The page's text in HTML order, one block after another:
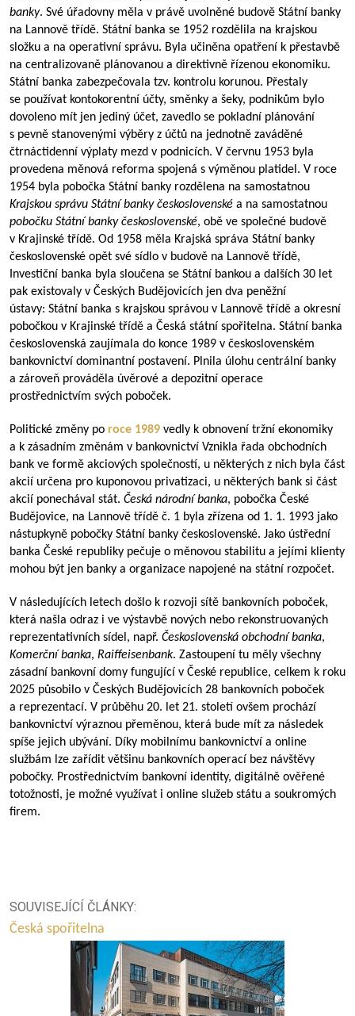
banky. Své úřadovny měla v právě uvolněné budově Státní banky
na Lannově třídě. Státní banka se 1952 rozdělila na krajskou
složku a na operativní správu. Byla učiněna opatření k přestavbě
na centralizovaně plánovanou a direktivně řízenou ekonomiku.
Státní banka zabezpečovala tzv. kontrolu korunou. Přestaly
se používat kontokorentní účty, směnky a šeky, podnikům bylo
dovoleno mít jen jediný účet, zavedlo se pokladní plánování
s pevně stanovenými výběry z účtů na jednotně zaváděné
čtrnáctidenní výplaty mezd v podnicích. V červnu 1953 byla
provedena měnová reforma spojená s výměnou platidel. V roce
1954 byla pobočka Státní banky rozdělena na samostatnou
Krajskou správu Státní banky československé a na samostatnou
pobočku Státní banky československé, obě ve společné budově
v Krajinské třídě. Od 1958 měla Krajská správa Státní banky
československé opět své sídlo v budově na Lannově třídě,
Investiční banka byla sloučena se Státní bankou a dalších 30 let
pak existovaly v Českých Budějovicích jen dva peněžní
ústavy: Státní banka s krajskou správou v Lannově třídě a okresní
pobočkou v Krajinské třídě a Česká státní spořitelna. Státní banka
československá zaujímala do konce 1989 v československém
bankovnictví dominantní postavení. Plnila úlohu centrální banky
a zároveň prováděla úvěrové a depozitní operace
prostřednictvím svých poboček.
Politické změny po roce 1989 vedly k obnovení tržní ekonomiky
a k zásadním změnám v bankovnictví Vznikla řada obchodních
bank ve formě akciových společností, u některých z nich byla část
akcií určena pro kuponovou privatizaci, u některých bank si část
akcií ponechával stát. Česká národní banka, pobočka České
Budějovice, na Lannově třídě č. 1 byla zřízena od 1. 1. 1993 jako
nástupkyně pobočky Státní banky československé. Jako ústřední
banka České republiky pečuje o měnovou stabilitu a jejími klienty
mohou být jen banky a organizace napojené na státní rozpočet.
V následujících letech došlo k rozvoji sítě bankovních poboček,
která našla odraz i ve výstavbě nových nebo rekonstruovaných
reprezentativních sídel, např. Československá obchodní banka,
Komerční banka, Raiffeisenbank. Zastoupení tu měly všechny
zásadní bankovní domy fungující v České republice, celkem k roku
2025 působilo v Českých Budějovicích 28 bankovních poboček
a reprezentací. V průběhu 20. let 21. století ovšem prochází
bankovnictví výraznou přeměnou, která bude mít za následek
spíše jejich ubývání. Díky mobilnímu bankovnictví a online
službám lze zařídit většinu bankovních operací bez návštěvy
pobočky. Prostřednictvím bankovní identity, digitálně ověřené
totožnosti, je možné využívat i online služeb státu a soukromých
firem.
SOUVISEJÍCÍ ČLÁNKY:
Česká spořitelna